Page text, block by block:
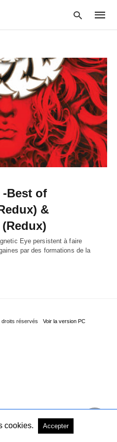
Type
your
search
query
and
hit
enter:
Best of
&
Eye persistent à faire
par des formations de la
droits réservés Voir la version PC
cookies. Accepter